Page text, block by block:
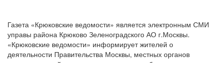
Газета «Крюковские ведомости» является электронным СМИ
управы района Крюково Зеленоградского АО г.Москвы.
«Крюковские ведомости» информирует жителей о
деятельности Правительства Москвы, местных органов